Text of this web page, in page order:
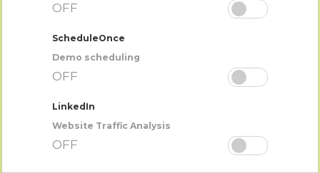
OFF
ScheduleOnce
Demo scheduling
OFF
LinkedIn
Website Traffic Analysis
OFF